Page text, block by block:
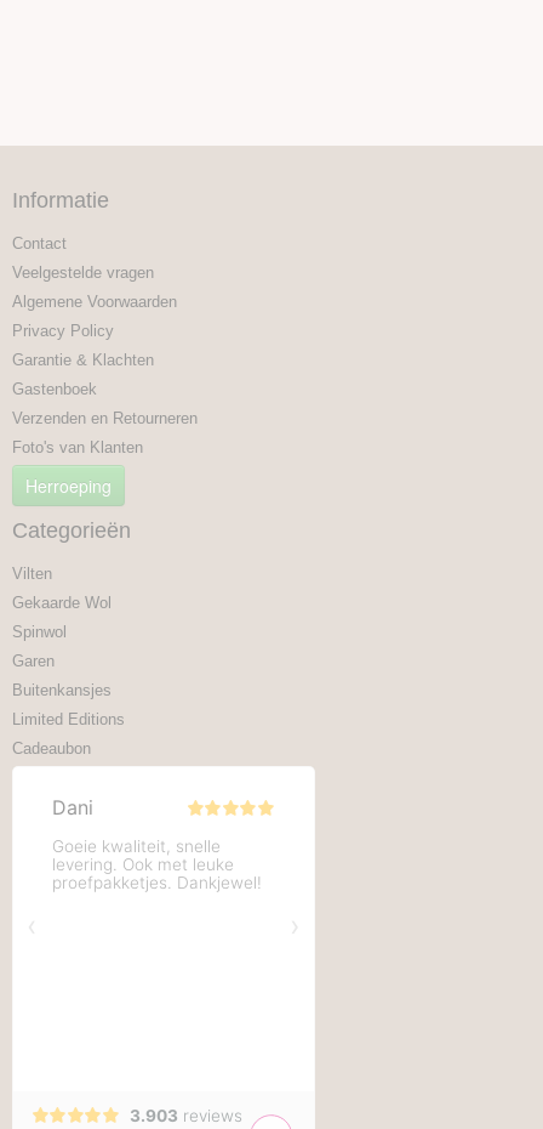
Informatie
Contact
Veelgestelde vragen
Algemene Voorwaarden
Privacy Policy
Garantie & Klachten
Gastenboek
Verzenden en Retourneren
Foto's van Klanten
Herroeping
Categorieën
Vilten
Gekaarde Wol
Spinwol
Garen
Buitenkansjes
Limited Editions
Cadeaubon